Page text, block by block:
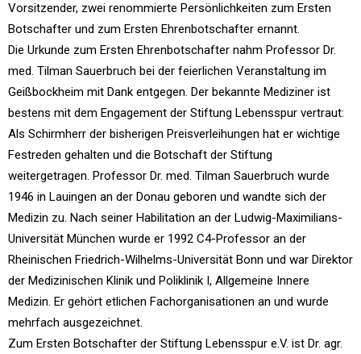
Vorsitzender, zwei renommierte Persönlichkeiten zum Ersten
Botschafter und zum Ersten Ehrenbotschafter ernannt.
Die Urkunde zum Ersten Ehrenbotschafter nahm Professor Dr.
med. Tilman Sauerbruch bei der feierlichen Veranstaltung im
Geißbockheim mit Dank entgegen. Der bekannte Mediziner ist
bestens mit dem Engagement der Stiftung Lebensspur vertraut:
Als Schirmherr der bisherigen Preisverleihungen hat er wichtige
Festreden gehalten und die Botschaft der Stiftung
weitergetragen. Professor Dr. med. Tilman Sauerbruch wurde
1946 in Lauingen an der Donau geboren und wandte sich der
Medizin zu. Nach seiner Habilitation an der Ludwig-Maximilians-
Universität München wurde er 1992 C4-Professor an der
Rheinischen Friedrich-Wilhelms-Universität Bonn und war Direktor
der Medizinischen Klinik und Poliklinik I, Allgemeine Innere
Medizin. Er gehört etlichen Fachorganisationen an und wurde
mehrfach ausgezeichnet.
Zum Ersten Botschafter der Stiftung Lebensspur e.V. ist Dr. agr.